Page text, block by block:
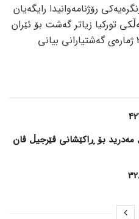
رۆژنامەوانیدا رایگەیان
توركیا زیاتر گەشت بۆ ئێران
بكەن و دەیانەوێت تا ساڵی 2025 ژمارەی گەشتیارانی بیانی
مەدرید بۆ ڕاکێشانی ڤێرجیڵ ڤان